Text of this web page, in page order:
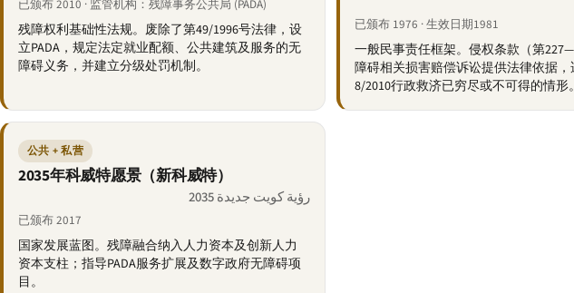
已颁布 2010 · 监管机构：残障事务公共局 (PADA)
残障权利基础性法规。废除了第49/1996号法律，设
立PADA，规定法定就业配额、公共建筑及服务的无
障碍义务，并建立分级处罚机制。
已颁布 1976 · 生效日期1981
一般民事责任框架。侵权条款（第
障碍相关损害赔偿诉讼提供法律依据，
8/2010行政救济已穷尽或不可得的情形。
公共 + 私营
2035年科威特愿景（新科威特）
رؤية كويت جديدة 2035
已颁布 2017
国家发展蓝图。残障融合纳入人力资本及创新人力
资本支柱；指导PADA服务扩展及数字政府无障碍项
目。